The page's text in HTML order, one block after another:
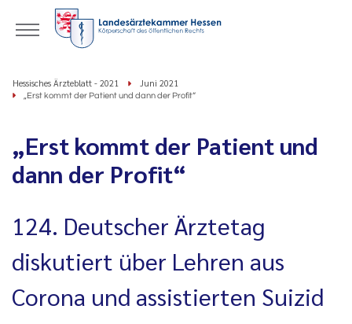
Hessisches Ärzteblatt - 2021 Juni 2021
„Erst kommt der Patient und dann der Profit“
„Erst kommt der Patient und
dann der Profit“
124. Deutscher Ärztetag
diskutiert über Lehren aus
Corona und assistierten Suizid